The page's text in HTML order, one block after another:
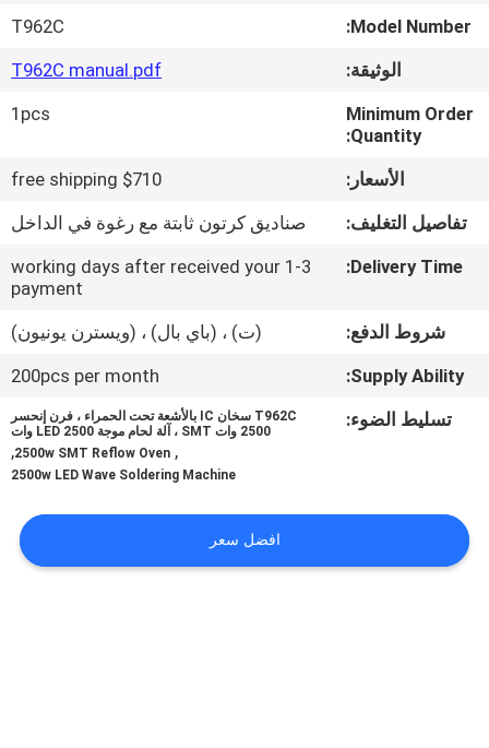
المصنع
مراقبة
الجودة
اتصل
أخبار
SHOPPING
LINE
Model Number:
T962C
الوثيقة:
T962C manual.pdf
Minimum Order
Quantity:
1pcs
الأسعار:
$710 free shipping
تفاصيل التغليف:
صناديق كرتون ثابتة مع رغوة في الداخل
Delivery Time:
1-3 working days after received your
payment
شروط الدفع:
(ت) ، (باي بال) ، (ويسترن يونيون)
Supply Ability:
200pcs per month
تسليط الضوء:
T962C سخان IC بالأشعة تحت الحمراء ، فرن إنحسر
2500 وات SMT ، آلة لحام موجة LED 2500 وات
,
2500w SMT Reflow Oven
,
2500w LED Wave Soldering Machine
افضل سعر